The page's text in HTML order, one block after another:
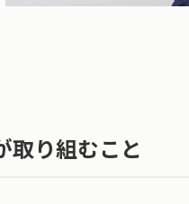
取り組むこと